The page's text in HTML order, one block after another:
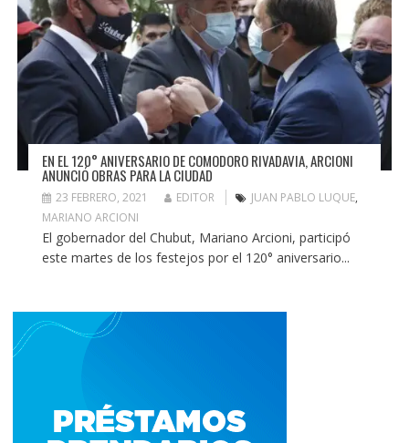
EN EL 120° ANIVERSARIO DE COMODORO RIVADAVIA, ARCIONI
ANUNCIÓ OBRAS PARA LA CIUDAD
23 FEBRERO, 2021 EDITOR JUAN PABLO LUQUE,
MARIANO ARCIONI
El gobernador del Chubut, Mariano Arcioni, participó
este martes de los festejos por el 120° aniversario...